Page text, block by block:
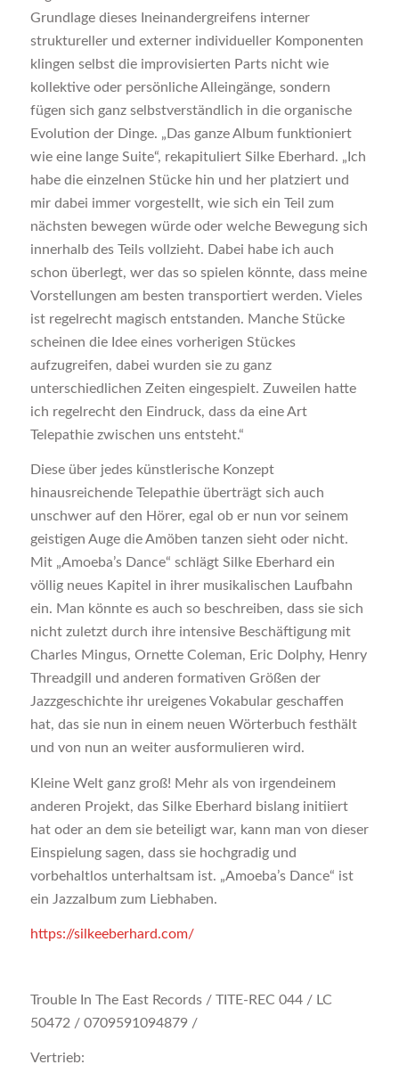
Grundlage dieses Ineinandergreifens interner
struktureller und externer individueller Komponenten
klingen selbst die improvisierten Parts nicht wie
kollektive oder persönliche Alleingänge, sondern
fügen sich ganz selbstverständlich in die organische
Evolution der Dinge. „Das ganze Album funktioniert
wie eine lange Suite“, rekapituliert Silke Eberhard. „Ich
habe die einzelnen Stücke hin und her platziert und
mir dabei immer vorgestellt, wie sich ein Teil zum
nächsten bewegen würde oder welche Bewegung sich
innerhalb des Teils vollzieht. Dabei habe ich auch
schon überlegt, wer das so spielen könnte, dass meine
Vorstellungen am besten transportiert werden. Vieles
ist regelrecht magisch entstanden. Manche Stücke
scheinen die Idee eines vorherigen Stückes
aufzugreifen, dabei wurden sie zu ganz
unterschiedlichen Zeiten eingespielt. Zuweilen hatte
ich regelrecht den Eindruck, dass da eine Art
Telepathie zwischen uns entsteht.“
Diese über jedes künstlerische Konzept
hinausreichende Telepathie überträgt sich auch
unschwer auf den Hörer, egal ob er nun vor seinem
geistigen Auge die Amöben tanzen sieht oder nicht.
Mit „Amoeba’s Dance“ schlägt Silke Eberhard ein
völlig neues Kapitel in ihrer musikalischen Laufbahn
ein. Man könnte es auch so beschreiben, dass sie sich
nicht zuletzt durch ihre intensive Beschäftigung mit
Charles Mingus, Ornette Coleman, Eric Dolphy, Henry
Threadgill und anderen formativen Größen der
Jazzgeschichte ihr ureigenes Vokabular geschaffen
hat, das sie nun in einem neuen Wörterbuch festhält
und von nun an weiter ausformulieren wird.
Kleine Welt ganz groß! Mehr als von irgendeinem
anderen Projekt, das Silke Eberhard bislang initiiert
hat oder an dem sie beteiligt war, kann man von dieser
Einspielung sagen, dass sie hochgradig und
vorbehaltlos unterhaltsam ist. „Amoeba’s Dance“ ist
ein Jazzalbum zum Liebhaben.
https://silkeeberhard.com/
Trouble In The East Records / TITE-REC 044 / LC
50472 / 0709591094879 /
Vertrieb: